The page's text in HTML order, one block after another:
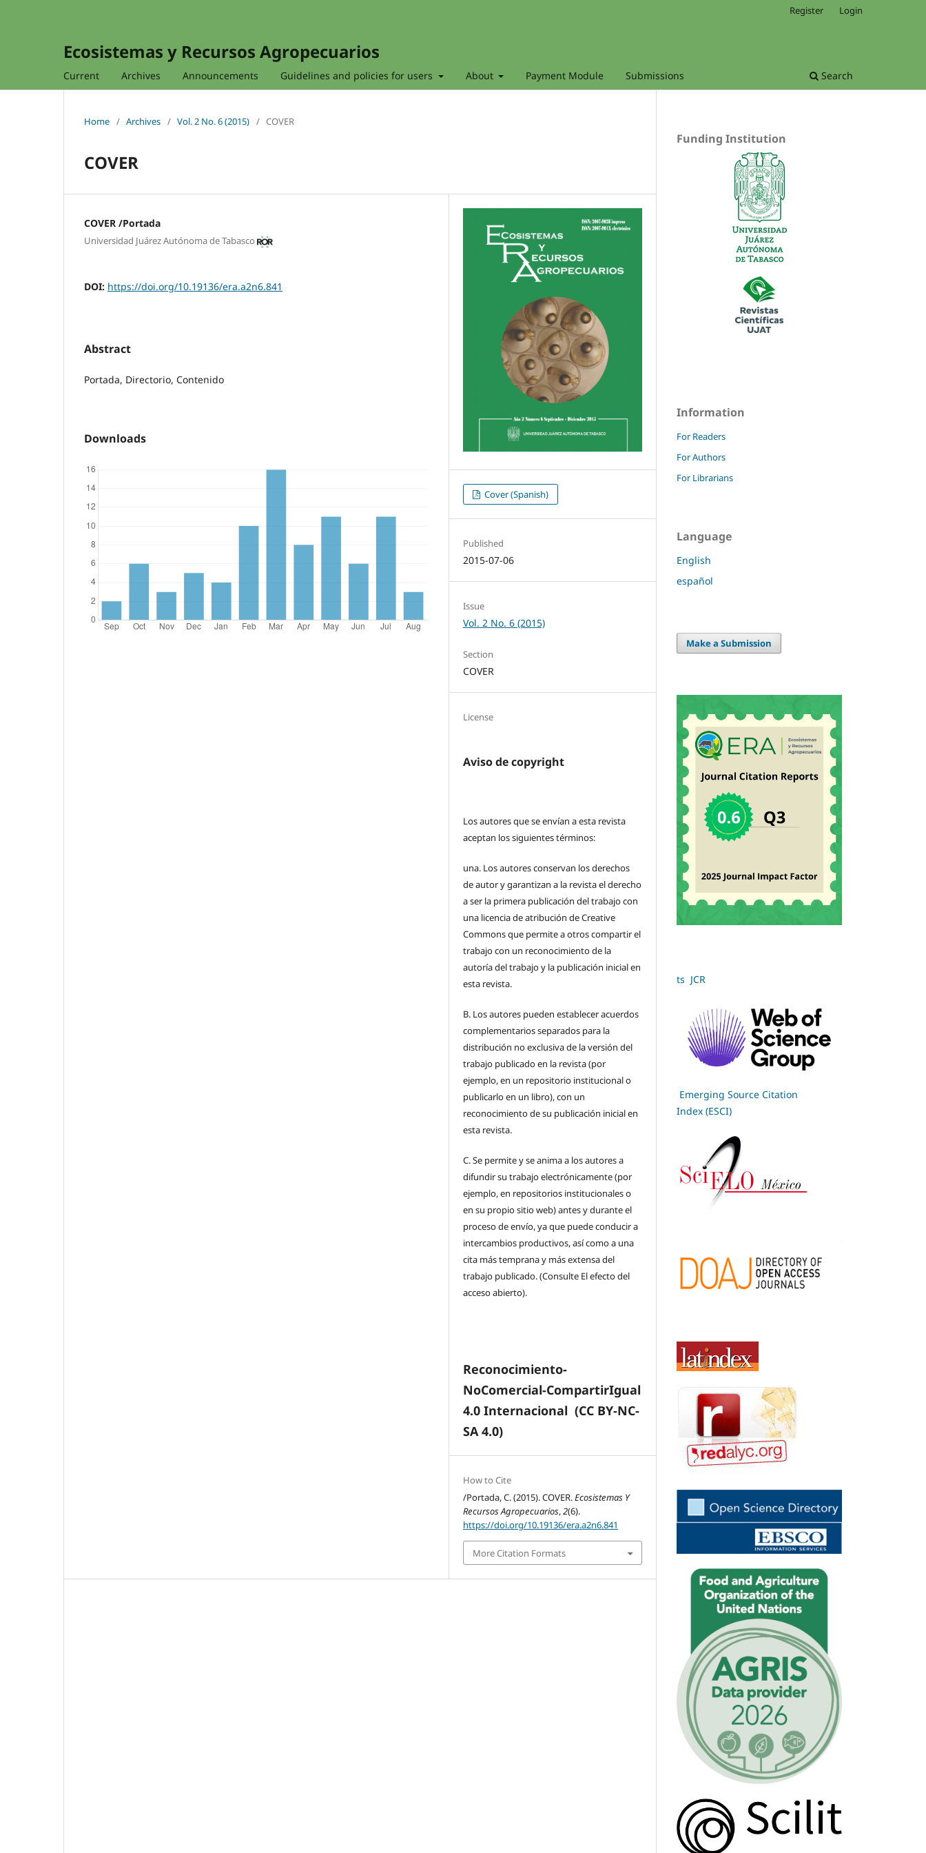
Ecosistemas y Recursos Agropecuarios
Current Archives Announcements Guidelines and policies for users About Payment Module Submissions Search
Register Login
Home / Archives / Vol. 2 No. 6 (2015) / COVER
COVER
COVER /Portada
Universidad Juárez Autónoma de Tabasco
DOI: https://doi.org/10.19136/era.a2n6.841
Abstract
Portada, Directorio, Contenido
Downloads
Cover (Spanish)
Published
2015-07-06
Issue
Vol. 2 No. 6 (2015)
Section
COVER
License
Aviso de copyright
Los autores que se envían a esta revista
aceptan los siguientes términos:
una. Los autores conservan los derechos
de autor y garantizan a la revista el derecho
a ser la primera publicación del trabajo con
una licencia de atribución de Creative
Commons que permite a otros compartir el
trabajo con un reconocimiento de la
autoría del trabajo y la publicación inicial en
esta revista.
B. Los autores pueden establecer acuerdos
complementarios separados para la
distribución no exclusiva de la versión del
trabajo publicado en la revista (por
ejemplo, en un repositorio institucional o
publicarlo en un libro), con un
reconocimiento de su publicación inicial en
esta revista.
C.Se permite y se anima a los autores a
difundir su trabajo electrónicamente (por
ejemplo, en repositorios institucionales o
en su propio sitio web) antes y durante el
proceso de envío, ya que puede conducir a
intercambios productivos, así como a una
cita más temprana y más extensa del
trabajo publicado. (Consulte El efecto del
acceso abierto).
Reconocimiento-
NoComercial-CompartirIgual
4.0 Internacional (CC BY-NC-
SA 4.0)
How to Cite
/Portada, C. (2015). COVER.Ecosistemas Y
Recursos Agropecuarios,2(6).
https://doi.org/10.19136/era.a2n6.841
More Citation Formats
Funding Institution
Information
For Readers
For Authors
For Librarians
Language
English
español
Make a Submission
ts JCR
Emerging Source Citation
Index (ESCI)